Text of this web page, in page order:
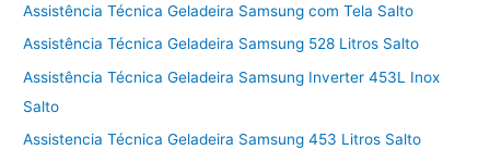
Assistência Técnica Geladeira Samsung com Tela Salto
Assistência Técnica Geladeira Samsung 528 Litros Salto
Assistência Técnica Geladeira Samsung Inverter 453L Inox
Salto
Assistencia Técnica Geladeira Samsung 453 Litros Salto